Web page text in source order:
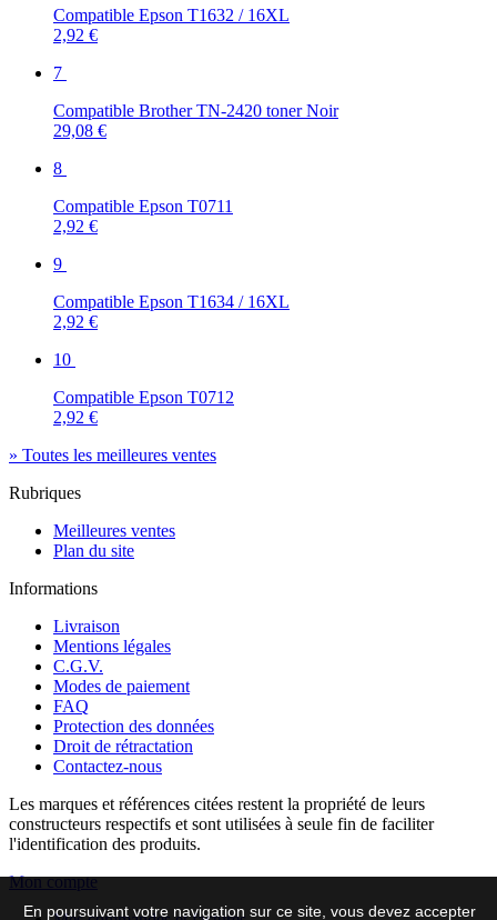
Compatible Epson T1632 / 16XL
2,92 €
7
Compatible Brother TN-2420 toner Noir
29,08 €
8
Compatible Epson T0711
2,92 €
9
Compatible Epson T1634 / 16XL
2,92 €
10
Compatible Epson T0712
2,92 €
» Toutes les meilleures ventes
Rubriques
Meilleures ventes
Plan du site
Informations
Livraison
Mentions légales
C.G.V.
Modes de paiement
FAQ
Protection des données
Droit de rétractation
Contactez-nous
Les marques et références citées restent la propriété de leurs
constructeurs respectifs et sont utilisées à seule fin de faciliter
l'identification des produits.
Mon compte
En poursuivant votre navigation sur ce site, vous devez accepter